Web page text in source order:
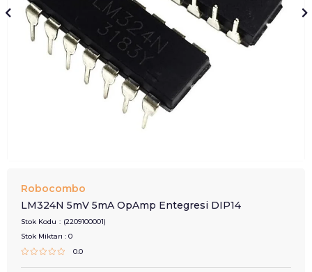
Robocombo
LM324N 5mV 5mA OpAmp Entegresi DIP14
Stok Kodu
(2209100001)
Stok Miktarı : 0
0.0